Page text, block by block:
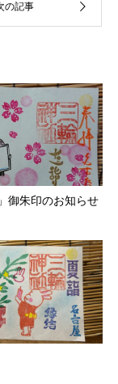
御朱印のお知らせ